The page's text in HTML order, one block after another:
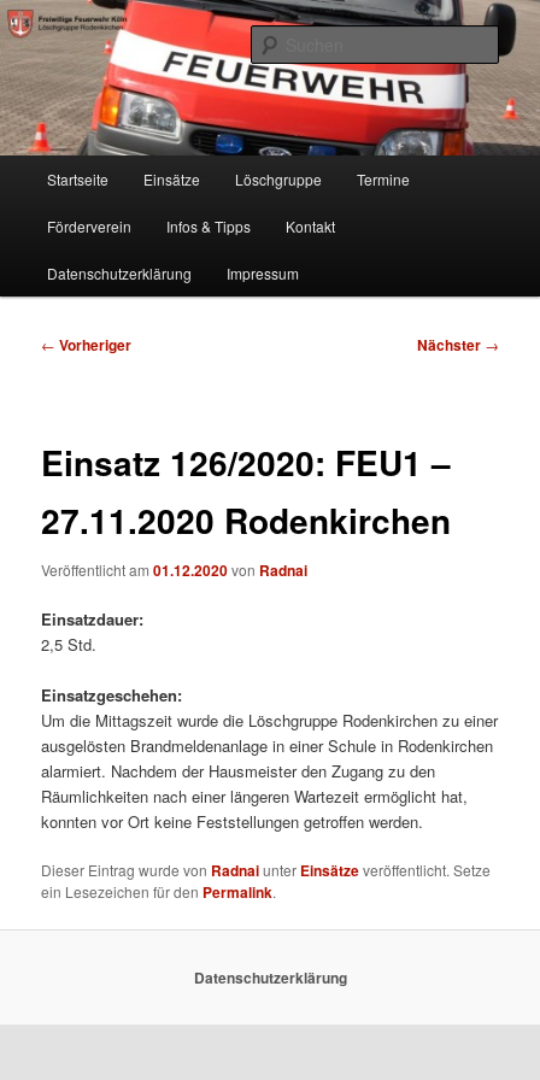
Zum
primären
Inhalt
springenFF Köln, LG RD
Freiwillige Feuerwehr Köln, Löschgruppe Rodenkirchen
Startseite Einsätze Löschgruppe Termine
Förderverein Infos & Tipps Kontakt
Datenschutzerklärung Impressum
Beitragsnavigation
← Vorheriger Nächster →
Einsatz 126/2020: FEU1 –
27.11.2020 Rodenkirchen
Veröffentlicht am01.12.2020von Radnai
Einsatzdauer:
2,5 Std.
Einsatzgeschehen:
Um die Mittagszeit wurde die Löschgruppe Rodenkirchen zu einer
ausgelösten Brandmeldenanlage in einer Schule in Rodenkirchen
alarmiert. Nachdem der Hausmeister den Zugang zu den
Räumlichkeiten nach einer längeren Wartezeit ermöglicht hat,
konnten vor Ort keine Feststellungen getroffen werden.
Dieser Eintrag wurde von Radnaiunter Einsätzeveröffentlicht. Setze
ein Lesezeichen für den Permalink.
Datenschutzerklärung